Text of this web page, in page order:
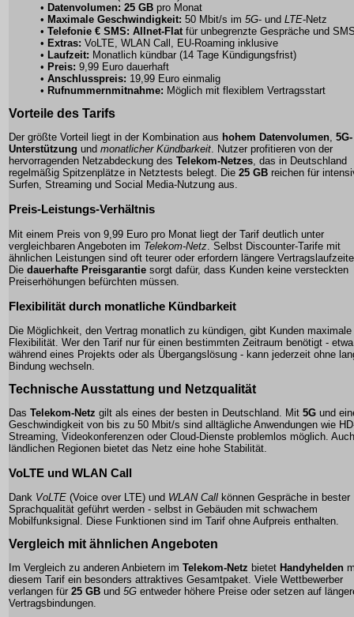
• Datenvolumen: 25 GB pro Monat
• Maximale Geschwindigkeit: 50 Mbit/s im 5G- und LTE-Netz
• Telefonie € SMS: Allnet-Flatfür unbegrenzte Gespräche und
• Extras: VoLTE, WLAN Call, EU-Roaming inklusive
• Laufzeit: Monatlich kündbar (14 Tage Kündigungsfrist)
• Preis: 9,99 Euro dauerhaft
• Anschlusspreis: 19,99 Euro einmalig
• Rufnummernmitnahme: Möglich mit flexiblem Vertragsstart
Vorteile des Tarifs
Der größte Vorteil liegt in der Kombination aus hohem Datenvolumen, 5G-
Unterstützung und monatlicher Kündbarkeit. Nutzer profitieren von der
hervorragenden Netzabdeckung des Telekom-Netzes, das in Deutschland
regelmäßig Spitzenplätze in Netztests belegt. Die 25 GB reichen für
Surfen, Streaming und Social Media-Nutzung aus.
Preis-Leistungs-Verhältnis
Mit einem Preis von 9,99 Euro pro Monat liegt der Tarif deutlich unter
vergleichbaren Angeboten im Telekom-Netz . Selbst Discounter-Tarife mit
ähnlichen Leistungen sind oft teurer oder erfordern längere
Die dauerhafte Preisgarantie sorgt dafür, dass Kunden keine versteckten
Preiserhöhungen befürchten müssen.
Flexibilität durch monatliche Kündbarkeit
Die Möglichkeit, den Vertrag monatlich zu kündigen, gibt Kunden maximale
Flexibilität. Wer den Tarif nur für einen bestimmten Zeitraum benötigt - etwa
während eines Projekts oder als Übergangslösung - kann jederzeit ohne
Bindung wechseln.
Technische Ausstattung und Netzqualität
Das Telekom-Netz gilt als eines der besten in Deutschland. Mit 5G und
Geschwindigkeit von bis zu 50 Mbit/s sind alltägliche Anwendungen wie
Streaming, Videokonferenzen oder Cloud-Dienste problemlos möglich.
ländlichen Regionen bietet das Netz eine hohe Stabilität.
VoLTE und WLAN Call
Dank VoLTE (Voice over LTE) und WLAN Call können Gespräche in bester
Sprachqualität geführt werden - selbst in Gebäuden mit schwachem
Mobilfunksignal. Diese Funktionen sind im Tarif ohne Aufpreis enthalten.
Vergleich mit ähnlichen Angeboten
Im Vergleich zu anderen Anbietern im Telekom-Netz bietet Handyhelden
diesem Tarif ein besonders attraktives Gesamtpaket. Viele Wettbewerber
verlangen für 25 GB und 5G entweder höhere Preise oder setzen auf
Vertragsbindungen.